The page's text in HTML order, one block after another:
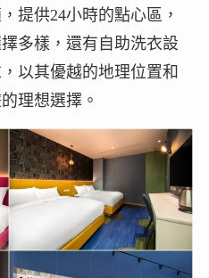
提供24小時的點心區，
多樣，還有自助洗衣設
以其優越的地理位置和
理想選擇。